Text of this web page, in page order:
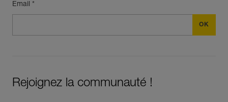
Email *
Rejoignez la communauté !